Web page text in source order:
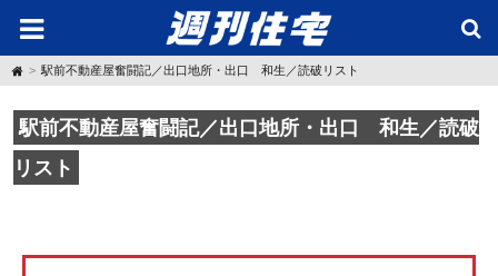
H
o
e
駅前不動産屋奮闘記／出口地所・出口 和生／読破リスト
駅前不動産屋奮闘記／出口地所・出口 和生／読破
リスト